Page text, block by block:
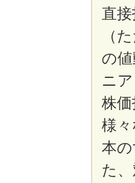
直
（
の
ニ
株
様
本
た